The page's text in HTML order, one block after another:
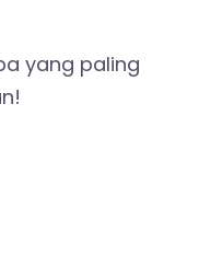
yang paling